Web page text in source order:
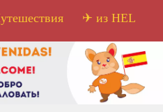
✈ из HEL